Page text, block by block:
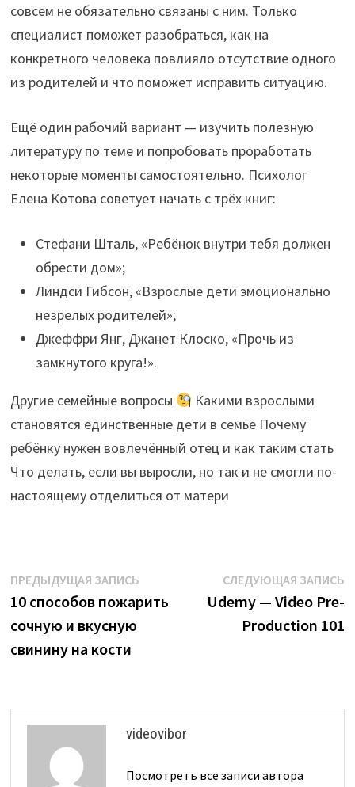
совсем не обязательно связаны с ним. Только
специалист поможет разобраться, как на
конкретного человека повлияло отсутствие одного
из родителей и что поможет исправить ситуацию.
Ещё один рабочий вариант — изучить полезную
литературу по теме и попробовать проработать
некоторые моменты самостоятельно. Психолог
Елена Котова советует начать с трёх книг:
Стефани Шталь, «Ребёнок внутри тебя должен
обрести дом»;
Линдси Гибсон, «Взрослые дети эмоционально
незрелых родителей»;
Джеффри Янг, Джанет Клоско, «Прочь из
замкнутого круга!».
Другие семейные вопросы
Какими взрослыми
становятся единственные дети в семье Почему
ребёнку нужен вовлечённый отец и как таким стать
Что делать, если вы выросли, но так и не смогли по-
настоящему отделиться от матери
Навигация
по
записям
ПРЕДЫДУЩАЯ ЗАПИСЬПредыдущая
запись:
10 способов пожарить
сочную и вкусную
свинину на кости
СЛЕДУЮЩАЯ ЗАПИСЬ
Udemy — Video Pre-
Production 101
videovibor
Посмотреть все записи автора